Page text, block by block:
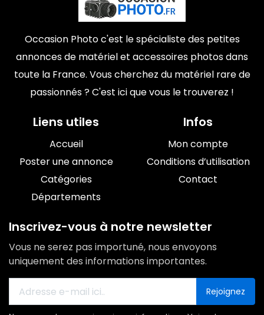
Occasion Photo c'est le spécialiste des petites
annonces de matériel et accessoires photos dans
toute la France. Vous cherchez du matériel rare de
passionnés ? C'est ici que vous le trouverez !
Liens utiles
Accueil
Poster une annonce
Catégories
Départements
Infos
Mon compte
Conditions d’utilisation
Contact
Inscrivez-vous à notre newsletter
Vous ne serez pas importuné, nous envoyons
uniquement des informations importantes.
Rejoignez